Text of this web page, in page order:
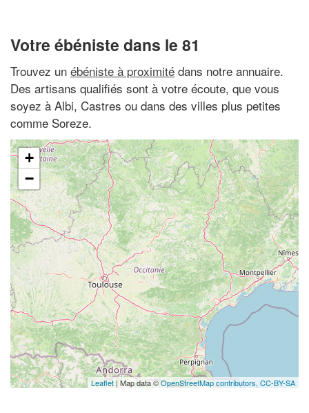
Votre ébéniste dans le 81
Trouvez un ébéniste à proximité dans notre annuaire.
Des artisans qualifiés sont à votre écoute, que vous
soyez à Albi, Castres ou dans des villes plus petites
comme Soreze.
+
−
Leaflet | Map data ©OpenStreetMap contributors, CC-BY-SA